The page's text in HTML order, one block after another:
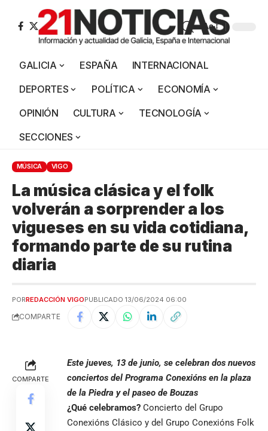
Aa
GALICIA ESPAÑA
INTERNACIONAL
DEPORTES
POLÍTICA
ECONOMÍA
OPINIÓN
CULTURA
TECNOLOGÍA
SECCIONES
MÚSICA VIGO
La música clásica y el folk
volverán a sorprender a los
vigueses en su vida cotidiana,
formando parte de su rutina
diaria
PORREDACCIÓN VIGOPUBLICADO 13/06/2024 06:00
COMPARTE
COMPARTE
Este jueves, 13 de junio, se celebran dos nuevos
conciertos del Programa Conexións en la plaza
de la Piedra y el paseo de Bouzas
¿Qué celebramos? Concierto del Grupo
Conexións Clásico y del Grupo Conexións Folk